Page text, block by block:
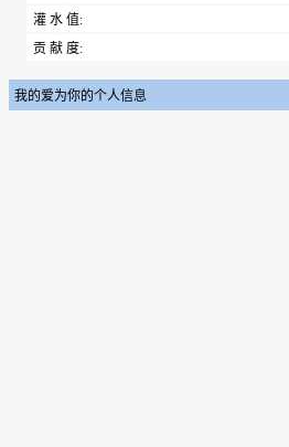
灌 水 值:
贡 献 度:
我的爱为你的个人信息